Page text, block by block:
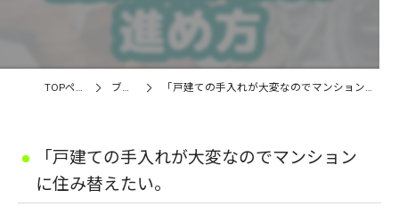
TOPページ ブログ 「戸建ての手入れが大変なのでマンションに住み替えたい。
「戸建ての手入れが大変なのでマンション
に住み替えたい。